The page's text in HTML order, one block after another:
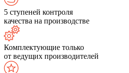
5 ступеней контроля
качества на производстве
Комплектующие только
от ведущих производителей